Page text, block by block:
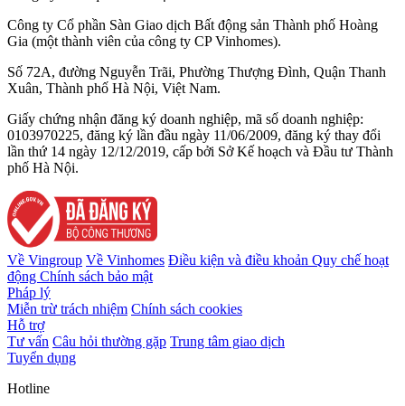
Công ty Cổ phần Sàn Giao dịch Bất động sản Thành phố Hoàng
Gia (một thành viên của công ty CP Vinhomes).
Số 72A, đường Nguyễn Trãi, Phường Thượng Đình, Quận Thanh
Xuân, Thành phố Hà Nội, Việt Nam.
Giấy chứng nhận đăng ký doanh nghiệp, mã số doanh nghiệp:
0103970225, đăng ký lần đầu ngày 11/06/2009, đăng ký thay đổi
lần thứ 14 ngày 12/12/2019, cấp bởi Sở Kế hoạch và Đầu tư Thành
phố Hà Nội.
Về Vingroup Về Vinhomes Điều kiện và điều khoản Quy chế hoạt
động Chính sách bảo mật
Pháp lý
Miễn trừ trách nhiệm Chính sách cookies
Hỗ trợ
Tư vấn Câu hỏi thường gặp Trung tâm giao dịch
Tuyển dụng
Hotline